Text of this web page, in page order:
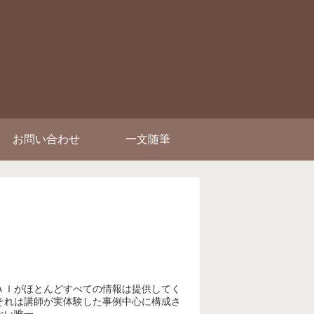
お問い合わせ 一文随筆
がほとんどすべての情報は提供してく
は講師が実体験した事例中心に構成さ